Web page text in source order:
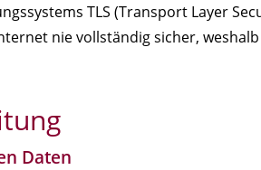
TLS (Transport Layer
nie vollständig sicher,
Daten